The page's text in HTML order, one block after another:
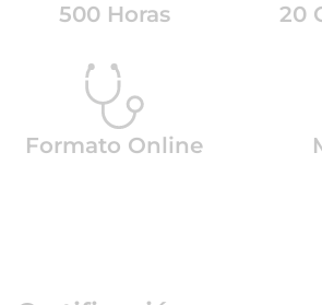
500 Horas 20
Formato Online